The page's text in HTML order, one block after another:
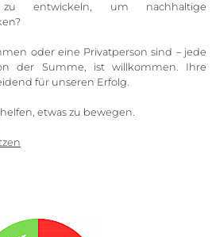
entwickeln, um nachhaltige
oder eine Privatperson sind – jede
der Summe, ist willkommen. Ihre
für unseren Erfolg.
etwas zu bewegen.